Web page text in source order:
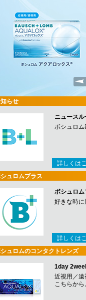
らせ
ニュースル
ボシュロム
詳しくは
ュロムプラス
ボシュロム
好きな時に
詳しくは
ュロムのコンタクトレンズ
1day
近視用／
こちらから